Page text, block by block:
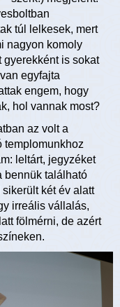
túl lelkesek, mert
nagyon komoly
gyerekként is sokat
egyfajta
engem, hogy
hol vannak most?
az volt a
templomunkhoz
leltárt, jegyzéket
bennük található
két év alatt
irreális vállalás,
fölmérni, de azért